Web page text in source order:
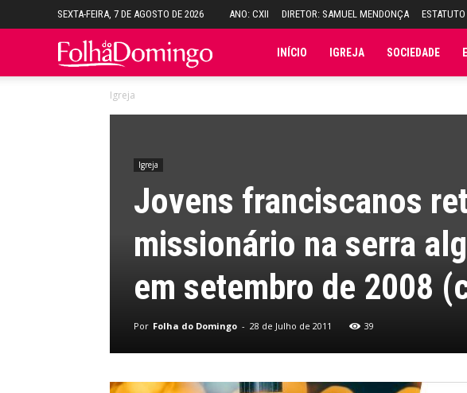
SEXTA-FEIRA, 7 DE AGOSTO DE 2026 ANO: CXII DIRETOR: SAMUEL MENDONÇA
Folha INÍCIO IGREJA SOCIEDADE
Igreja
Igreja
Jovens franciscanos
missionário na serra
em setembro de 2008
Por Folha do Domingo - 28 de Julho de 2011 39